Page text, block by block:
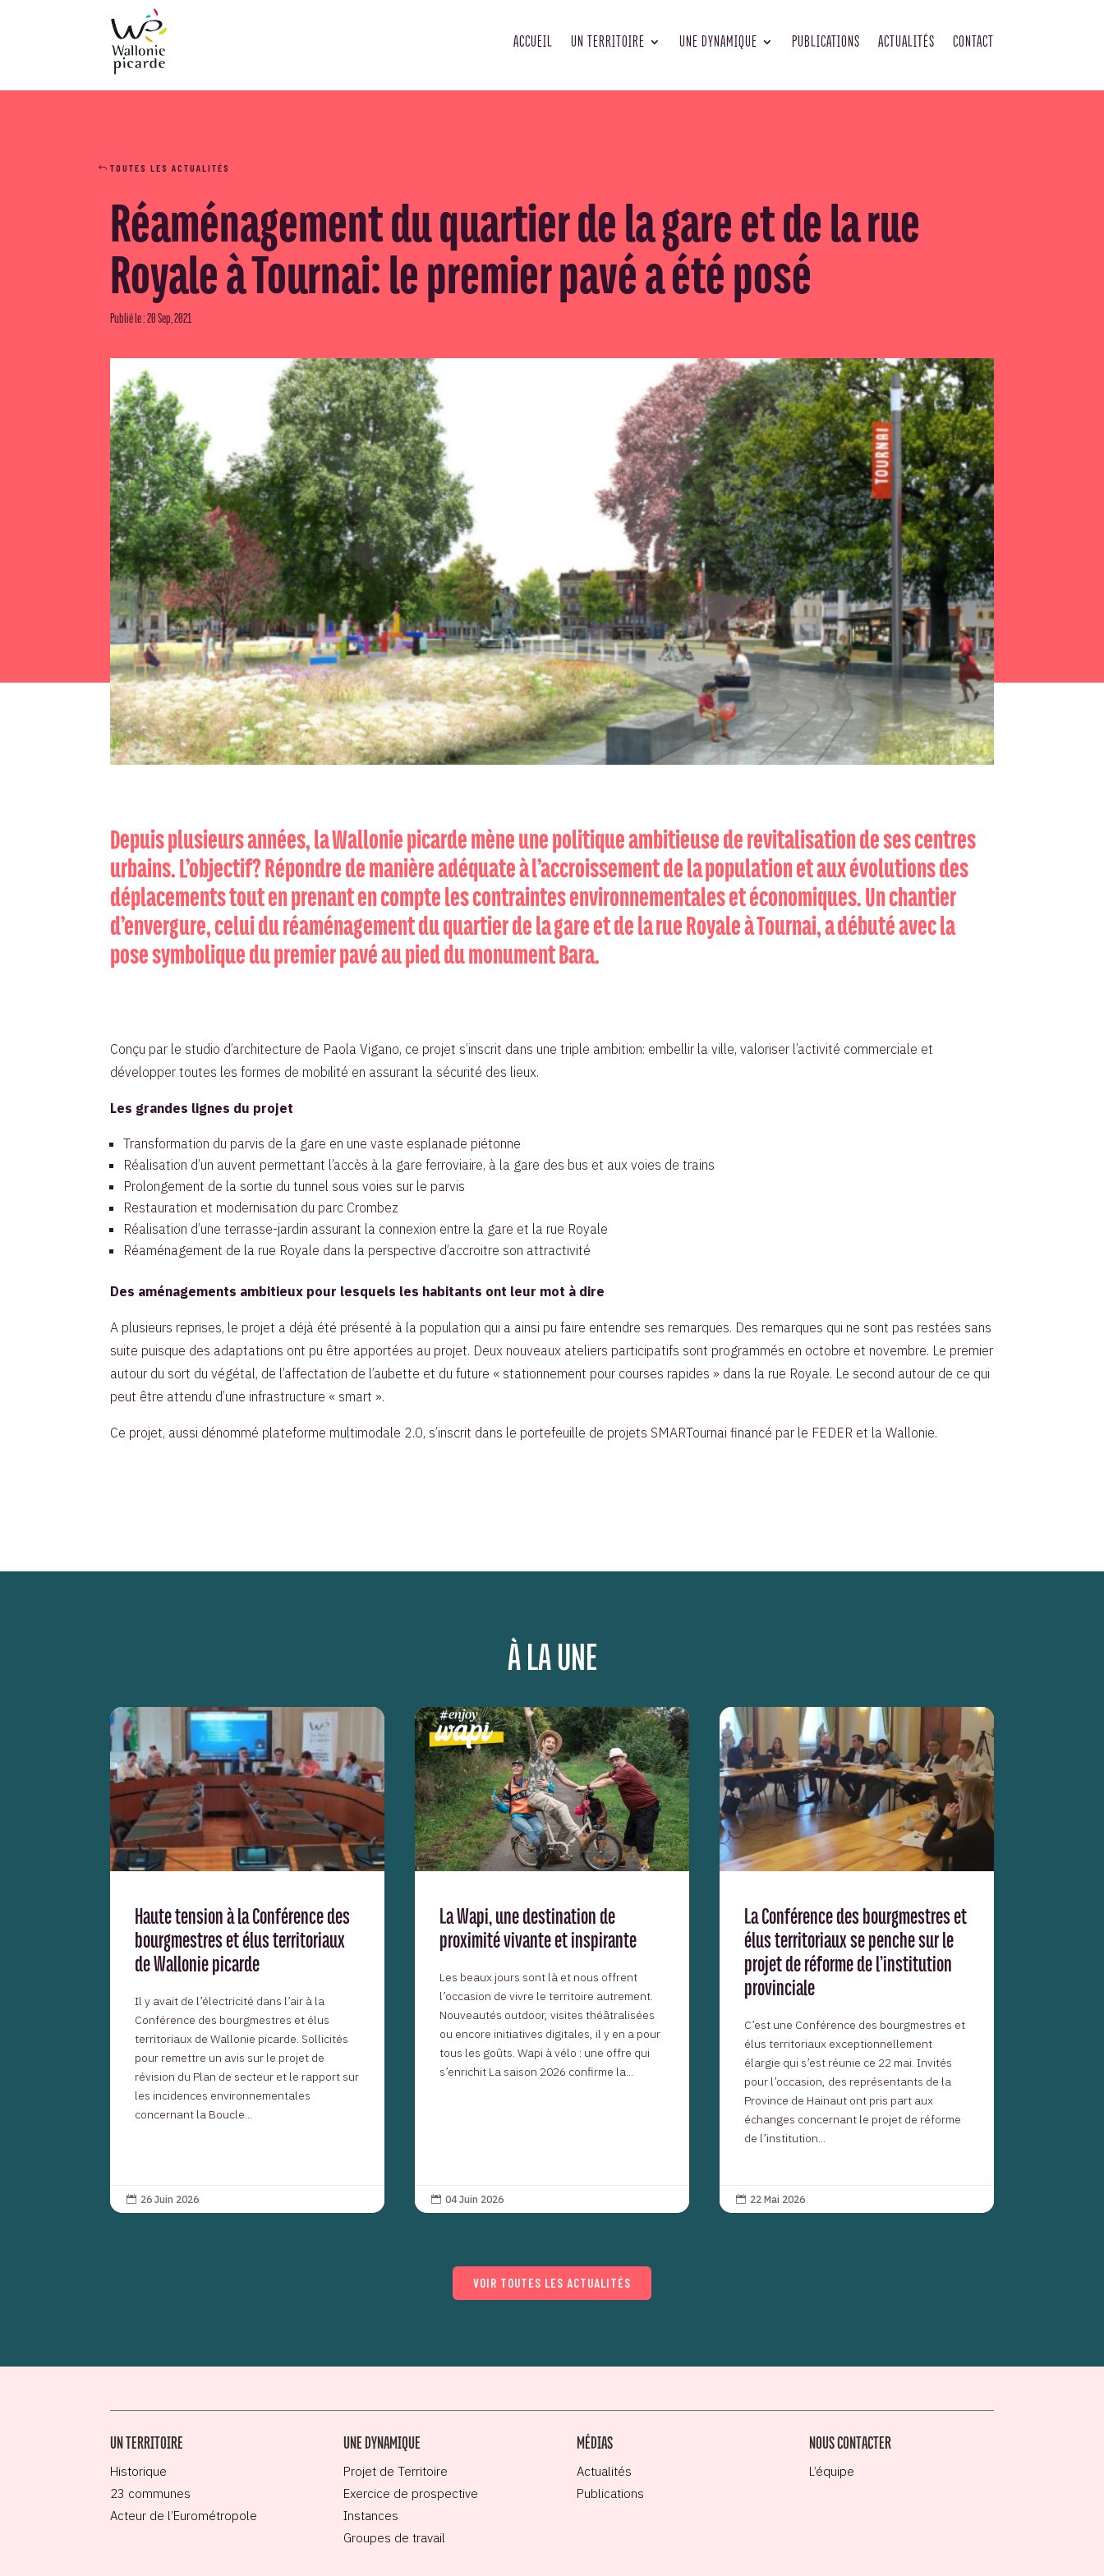
ACCUEIL UN TERRITOIRE UNE DYNAMIQUE PUBLICATIONS ACTUALITÉS CONTACT
TOUTES LES ACTUALITÉS
Réaménagement du quartier de la gare et de la rue
Royale à Tournai: le premier pavé a été posé
Publié le : 20 Sep, 2021
Depuis plusieurs années, la Wallonie picarde mène une politique ambitieuse de revitalisation de ses centres
urbains. L’objectif? Répondre de manière adéquate à l’accroissement de la population et aux évolutions des
déplacements tout en prenant en compte les contraintes environnementales et économiques. Un chantier
d’envergure, celui du réaménagement du quartier de la gare et de la rue Royale à Tournai, a débuté avec la
pose symbolique du premier pavé au pied du monument Bara.
Conçu par le studio d’architecture de Paola Vigano, ce projet s’inscrit dans une triple ambition: embellir la ville, valoriser l’activité commerciale et
développer toutes les formes de mobilité en assurant la sécurité des lieux.
Les grandes lignes du projet
Transformation du parvis de la gare en une vaste esplanade piétonne
Réalisation d’un auvent permettant l’accès à la gare ferroviaire, à la gare des bus et aux voies de trains
Prolongement de la sortie du tunnel sous voies sur le parvis
Restauration et modernisation du parc Crombez
Réalisation d’une terrasse-jardin assurant la connexion entre la gare et la rue Royale
Réaménagement de la rue Royale dans la perspective d’accroitre son attractivité
Des aménagements ambitieux pour lesquels les habitants ont leur mot à dire
A plusieurs reprises, le projet a déjà été présenté à la population qui a ainsi pu faire entendre ses remarques. Des remarques qui ne sont pas restées sans
suite puisque des adaptations ont pu être apportées au projet. Deux nouveaux ateliers participatifs sont programmés en octobre et novembre. Le premier
autour du sort du végétal, de l’affectation de l’aubette et du future « stationnement pour courses rapides » dans la rue Royale. Le second autour de ce qui
peut être attendu d’une infrastructure « smart ».
Ce projet, aussi dénommé plateforme multimodale 2.0, s’inscrit dans le portefeuille de projets SMARTournai financé par le FEDER et la Wallonie.
À LA UNE
Haute tension à la Conférence des
bourgmestres et élus territoriaux
de Wallonie picarde
Il y avait de l’électricité dans l’air à la
Conférence des bourgmestres et élus
territoriaux de Wallonie picarde. Sollicités
pour remettre un avis sur le projet de
révision du Plan de secteur et le rapport sur
les incidences environnementales
concernant la Boucle...
 26 Juin 2026
La Wapi, une destination de
proximité vivante et inspirante
Les beaux jours sont là et nous offrent
l’occasion de vivre le territoire autrement.
Nouveautés outdoor, visites théâtralisées
ou encore initiatives digitales, il y en a pour
tous les goûts. Wapi à vélo : une offre qui
s’enrichit La saison 2026 confirme la...
 04 Juin 2026
La Conférence des bourgmestres et
élus territoriaux se penche sur le
projet de réforme de l’institution
provinciale
C’est une Conférence des bourgmestres et
élus territoriaux exceptionnellement
élargie qui s’est réunie ce 22 mai. Invités
pour l’occasion, des représentants de la
Province de Hainaut ont pris part aux
échanges concernant le projet de réforme
de l’institution...
 22 Mai 2026
VOIR TOUTES LES ACTUALITÉS
UN TERRITOIRE
Historique
23 communes
Acteur de l’Eurométropole
UNE DYNAMIQUE
Projet de Territoire
Exercice de prospective
Instances
Groupes de travail
MÉDIAS
Actualités
Publications
NOUS CONTACTER
L’équipe